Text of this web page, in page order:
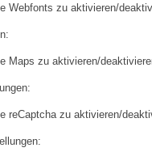
Webfonts zu aktivieren/
Maps zu aktivieren/
reCaptcha zu aktivieren/